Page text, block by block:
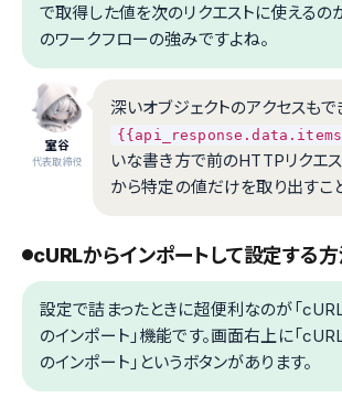
で取得した値を次のリクエストに使えるの
のワークフローの強みですよね。
室谷
代表取締役
深いオブジェクトのアクセスもで
いな書き方で前のHTTPリクエ
から特定の値だけを取り出すこ
cURLからインポートして設定する
設定で詰まったときに超便利なのが「
のインポート」機能です。画面右上に「
のインポート」というボタンがあります。